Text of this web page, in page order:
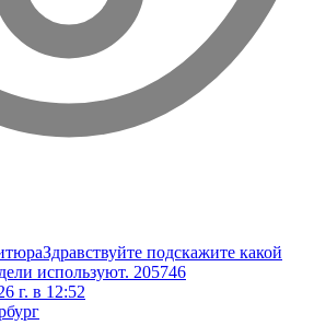
Здравствуйте подскажите какой
используют. 205746
г. в 12:52